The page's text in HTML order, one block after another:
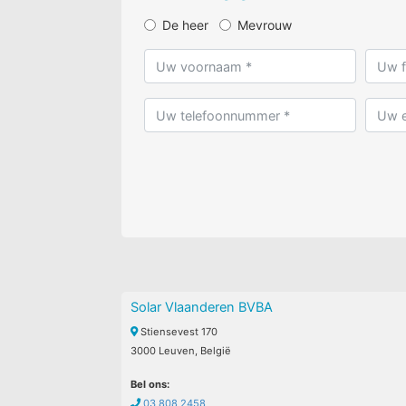
De heer Mevrouw
Solar Vlaanderen BVBA
Stiensevest 170
3000 Leuven, België
Bel ons:
03 808 2458